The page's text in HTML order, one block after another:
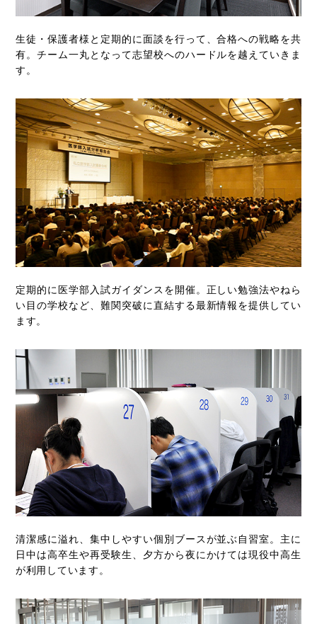
生徒・保護者様と定期的に面談を行って、合格への戦略を共
有。チーム一丸となって志望校へのハードルを越えていきま
す。
定期的に医学部入試ガイダンスを開催。正しい勉強法やねら
い目の学校など、難関突破に直結する最新情報を提供してい
ます。
清潔感に溢れ、集中しやすい個別ブースが並ぶ自習室。主に
日中は高卒生や再受験生、夕方から夜にかけては現役中高生
が利用しています。